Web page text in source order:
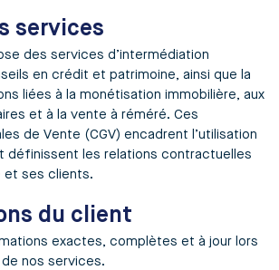
services
des services d’intermédiation
en crédit et patrimoine, ainsi que la
liées à la monétisation immobilière, aux
et à la vente à réméré. Ces
de Vente (CGV) encadrent l’utilisation
définissent les relations contractuelles
et ses clients.
du client
exactes, complètes et à jour lors
nos services.